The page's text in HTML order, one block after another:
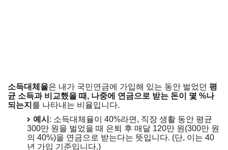
소득대체율은 내가 국민연금에 가입해 있는 동안 벌었던 평
균 소득과 비교했을 때, 나중에 연금으로 받는 돈이 몇 %나
되는지 를 나타내는 비율입니다.
예시 : 소득대체율이 40%라면, 직장 생활 동안 평균
300만 원을 벌었을 때 은퇴 후 매달 120만 원(300만 원
의 40%)을 연금으로 받는다는 뜻입니다. (단, 이는 40
년 가입 기준입니다.)